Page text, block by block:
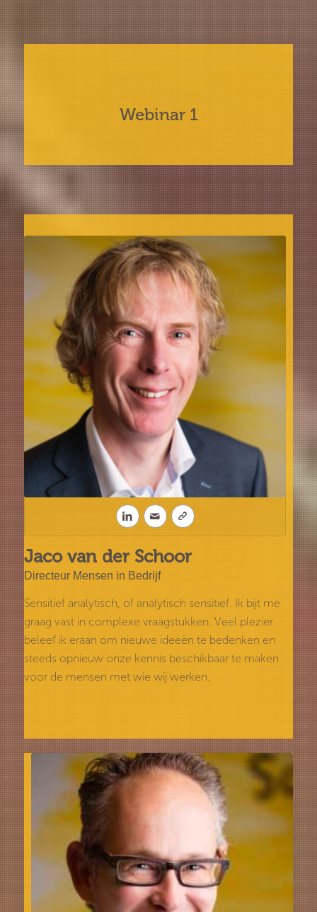
Webinar 1
Jaco van der Schoor
Directeur Mensen in Bedrijf
Sensitief analytisch, of analytisch sensitief. Ik bijt me
graag vast in complexe vraagstukken. Veel plezier
beleef ik eraan om nieuwe ideeën te bedenken en
steeds opnieuw onze kennis beschikbaar te maken
voor de mensen met wie wij werken.